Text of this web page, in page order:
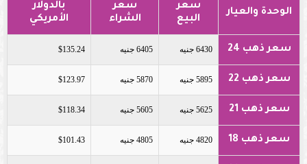
الوحدة والعيار
سعر
البيع
سعر
الشراء
بالدولار
الأمريكي
سعر ذهب 24 6430 جنيه 6405 جنيه $135.24
سعر ذهب 22 5895 جنيه 5870 جنيه $123.97
سعر ذهب 21 5625 جنيه 5605 جنيه $118.34
سعر ذهب 18 4820 جنيه 4805 جنيه $101.43